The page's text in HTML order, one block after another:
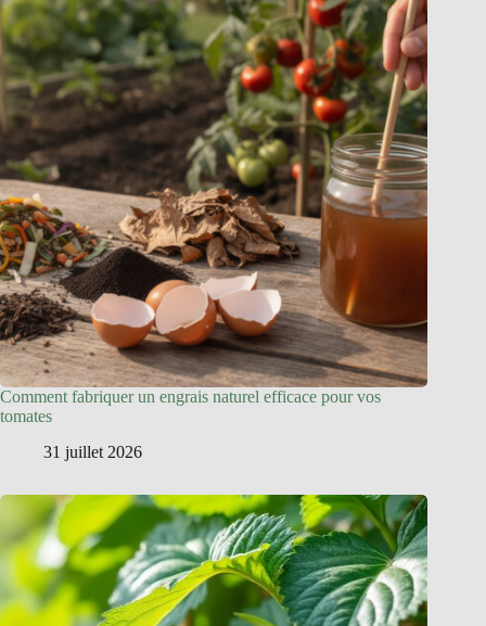
Comment fabriquer un engrais naturel efficace pour vos
tomates
31 juillet 2026